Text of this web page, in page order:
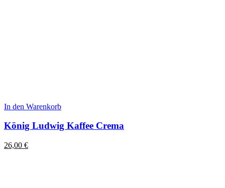
In den Warenkorb
König Ludwig Kaffee Crema
26,00 €